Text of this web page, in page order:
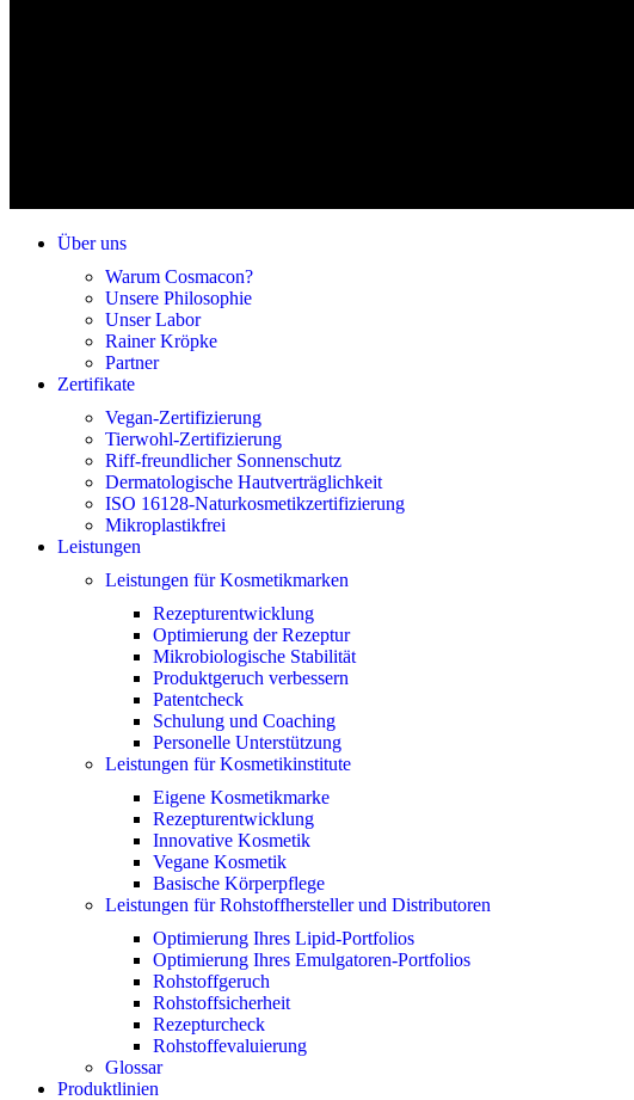
Über uns
Warum Cosmacon?
Unsere Philosophie
Unser Labor
Rainer Kröpke
Partner
Zertifikate
Vegan-Zertifizierung
Tierwohl-Zertifizierung
Riff-freundlicher Sonnenschutz
Dermatologische Hautverträglichkeit
ISO 16128-Naturkosmetikzertifizierung
Mikroplastikfrei
Leistungen
Leistungen für Kosmetikmarken
Rezepturentwicklung
Optimierung der Rezeptur
Mikrobiologische Stabilität
Produktgeruch verbessern
Patentcheck
Schulung und Coaching
Personelle Unterstützung
Leistungen für Kosmetikinstitute
Eigene Kosmetikmarke
Rezepturentwicklung
Innovative Kosmetik
Vegane Kosmetik
Basische Körperpflege
Leistungen für Rohstoffhersteller und Distributoren
Optimierung Ihres Lipid-Portfolios
Optimierung Ihres Emulgatoren-Portfolios
Rohstoffgeruch
Rohstoffsicherheit
Rezepturcheck
Rohstoffevaluierung
Glossar
Produktlinien